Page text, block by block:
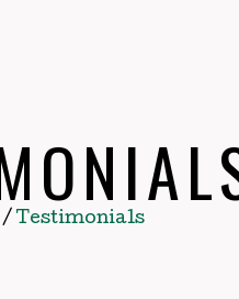
/ Testimonials